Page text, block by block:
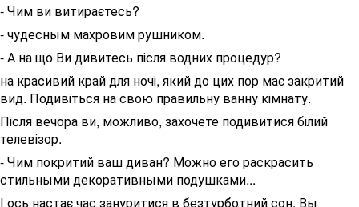
- Чим ви витираєтесь?
- чудесным махровим рушником.
- А на що Ви дивитесь після водних процедур?
на красивий край для ночі, який до цих пор має закритий
вид. Подивіться на свою правильну ванну кімнату.
Після вечора ви, можливо, захочете подивитися білий
телевізор.
- Чим покритий ваш диван? Можно его раскрасить
стильными декоративными подушками...
І ось настає час зануритися в безтурботний сон. Вы